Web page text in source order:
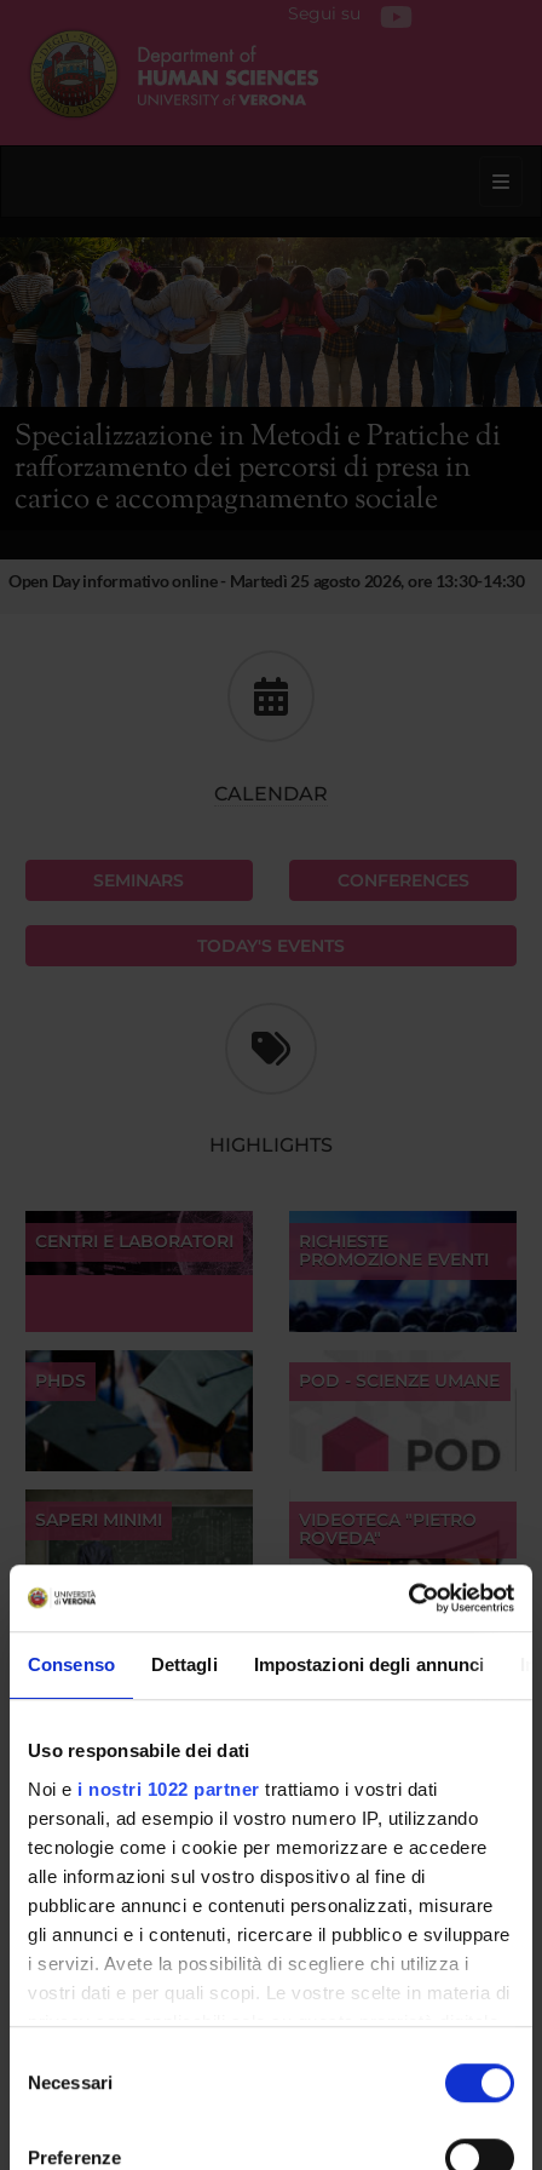
Consenso Dettagli Impostazioni degli annunci
Uso responsabile dei dati
Noi e i nostri 1022 partner trattiamo i vostri dati
personali, ad esempio il vostro numero IP, utilizzando
tecnologie come i cookie per memorizzare e accedere
alle informazioni sul vostro dispositivo al fine di
pubblicare annunci e contenuti personalizzati, misurare
gli annunci e i contenuti, ricercare il pubblico e sviluppare
i servizi. Avete la possibilità di scegliere chi utilizza i
vostri dati e per quali scopi. Le vostre scelte in materia di
privacy sono applicabili solo su questa proprietà digitale
modificare o revocare il proprio consenso in qualsiasi
momento dalla Dichiarazione sui cookie o facendo clic
delNecessari
Preferenze
Segui su
Specializzazione in Metodi e Pratiche di
rafforzamento dei percorsi di presa in
carico e accompagnamento sociale
Open Day informativo online - Martedì 25 agosto 2026, ore 13:30-14:30
CALENDAR
SEMINARS CONFERENCES
TODAY'S EVENTS
HIGHLIGHTS
CENTRI E LABORATORI
RICHIESTE
PROMOZIONE EVENTI
PHDS POD - SCIENZE UMANE
SAPERI MINIMI
VIDEOTECA "PIETRO
ROVEDA"
MOBILITÀ
INTERNAZIONALE
VIDEO
PRESENTAZIONE
DIPSUM
VIDEO EVENTI TERZA
MISSIONE
Specializzazione in Metodi e Pratiche di rafforzamento dei
percorsi di presa in carico e accompagnamento sociale